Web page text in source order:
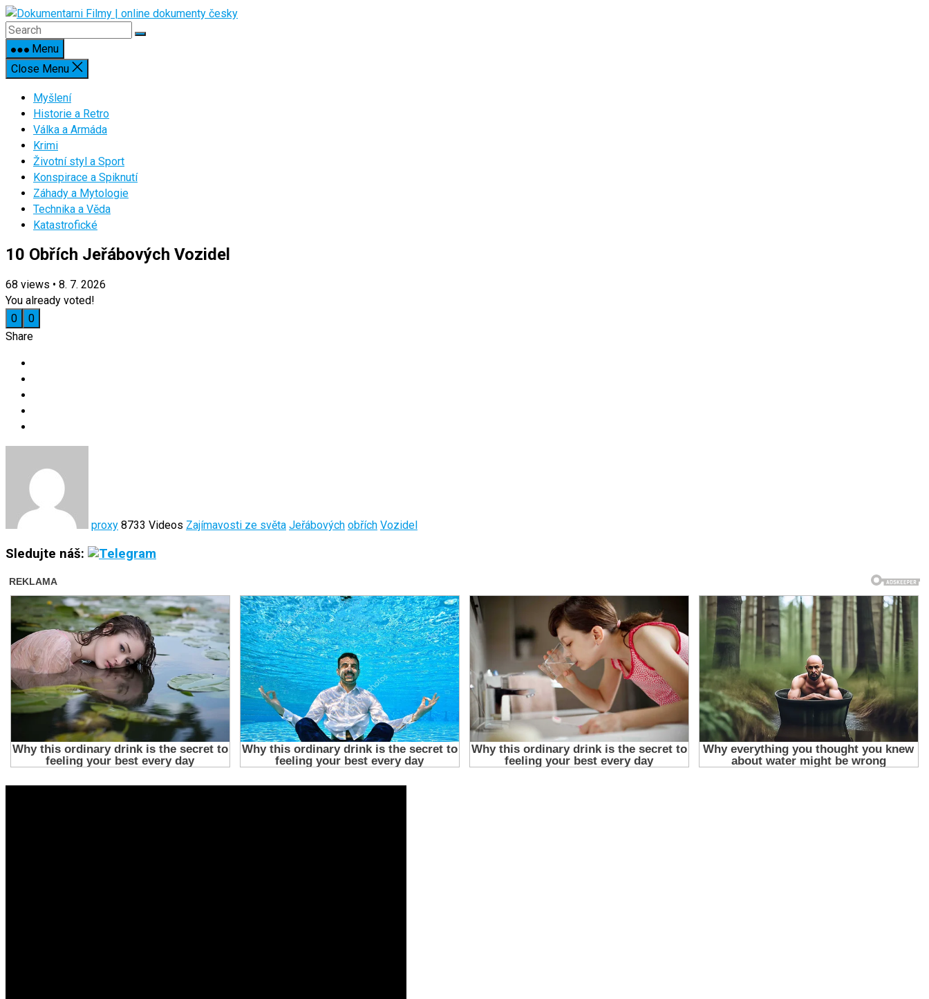
Skip
to
contentMenu
Close Menu
Myšlení
Historie a Retro
Válka a Armáda
Krimi
Životní styl a Sport
Konspirace a Spiknutí
Záhady a Mytologie
Technika a Věda
Katastrofické
10 Obřích Jeřábových Vozidel
68 views • 8. 7. 2026
You already voted!
0
0
Share
proxy 8733 Videos Zajímavosti ze světa Jeřábových obřích Vozidel
Sledujte náš: